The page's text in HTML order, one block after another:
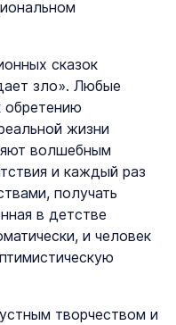
сказок
зло». Любые
обретению
жизни
волшебным
и каждый раз
получать
в детстве
и человек
творчеством и